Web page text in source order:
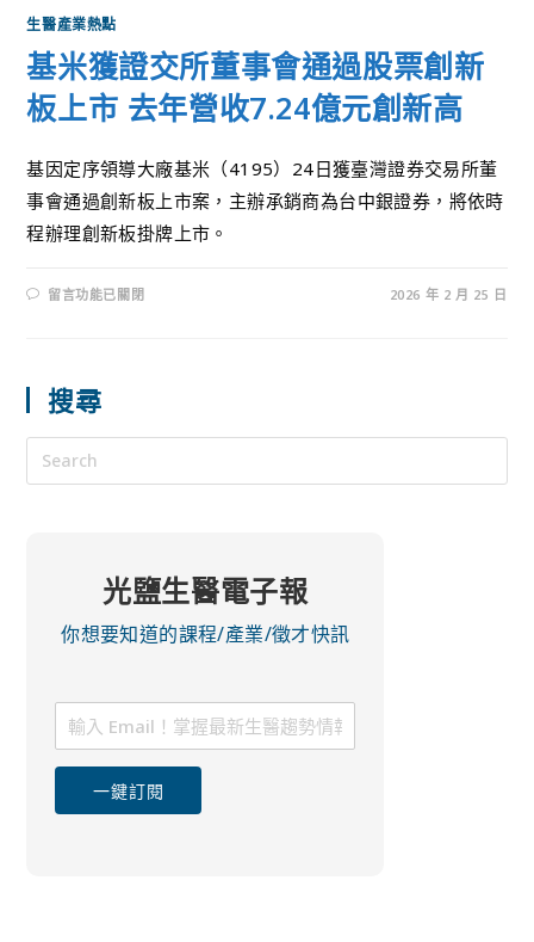
生醫產業熱點
基米獲證交所董事會通過股票創新
板上市 去年營收7.24億元創新高
基因定序領導大廠基米（4195）24日獲臺灣證券交易所董
事會通過創新板上市案，主辦承銷商為台中銀證券，將依時
程辦理創新板掛牌上市。
留言功能已關閉 2026 年 2 月 25 日
搜尋
光鹽生醫電子報
你想要知道的課程/產業/徵才快訊
一鍵訂閱